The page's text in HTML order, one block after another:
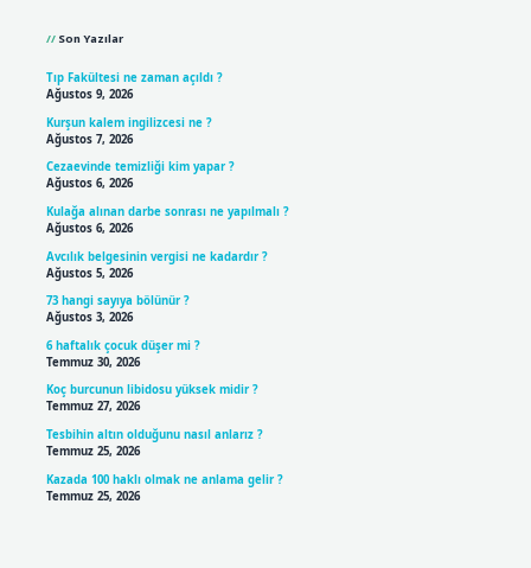
Son Yazılar
Tıp Fakültesi ne zaman açıldı ?
Ağustos 9, 2026
Kurşun kalem ingilizcesi ne ?
Ağustos 7, 2026
Cezaevinde temizliği kim yapar ?
Ağustos 6, 2026
Kulağa alınan darbe sonrası ne yapılmalı ?
Ağustos 6, 2026
Avcılık belgesinin vergisi ne kadardır ?
Ağustos 5, 2026
73 hangi sayıya bölünür ?
Ağustos 3, 2026
6 haftalık çocuk düşer mi ?
Temmuz 30, 2026
Koç burcunun libidosu yüksek midir ?
Temmuz 27, 2026
Tesbihin altın olduğunu nasıl anlarız ?
Temmuz 25, 2026
Kazada 100 haklı olmak ne anlama gelir ?
Temmuz 25, 2026